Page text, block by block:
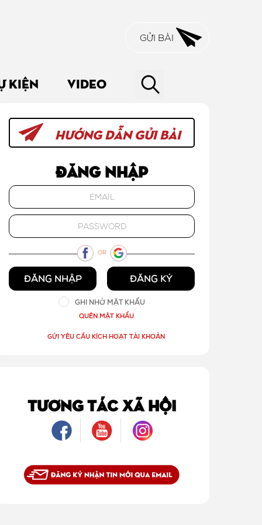
GỬI BÀI
KIỆN VIDEO
HƯỚNG DẪN GỬI BÀI
Đăng nhập
OR
ĐĂNG NHẬP ĐĂNG KÝ
GHI NHỚ MẬT KHẨU
QUÊN MẬT KHẨU
GỬI YÊU CẦU KÍCH HOẠT TÀI KHOẢN
TƯƠNG TÁC XÃ HỘI